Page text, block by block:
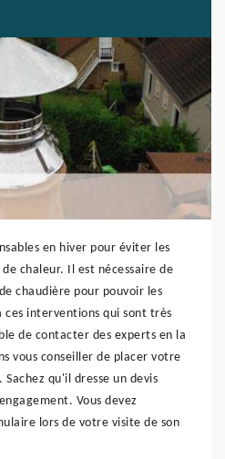
en hiver pour éviter les
chaleur. Il est nécessaire de
chaudière pour pouvoir les
interventions qui sont très
de contacter des experts en la
vous conseiller de placer votre
Sachez qu'il dresse un devis
Vous devez
lors de votre visite de son